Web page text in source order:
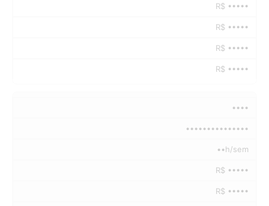
R$ •••••
R$ •••••
R$ •••••
R$ •••••
••••
•••••••••••••••
••h/sem
R$ •••••
R$ •••••